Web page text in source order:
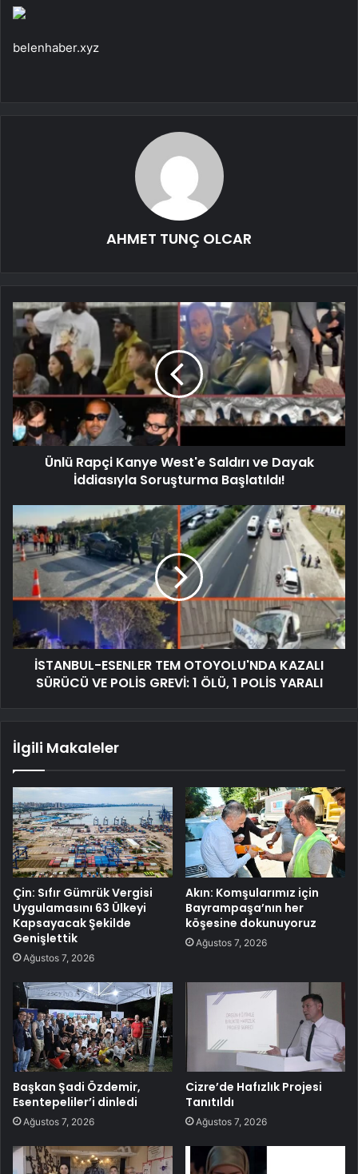
belenhaber.xyz
AHMET TUNÇ OLCAR
Ünlü Rapçi Kanye West'e Saldırı ve Dayak
İddiasıyla Soruşturma Başlatıldı!
İSTANBUL-ESENLER TEM OTOYOLU'NDA KAZALI
SÜRÜCÜ VE POLİS GREVİ: 1 ÖLÜ, 1 POLİS YARALI
İlgili Makaleler
Çin: Sıfır Gümrük Vergisi
Uygulamasını 63 Ülkeyi
Kapsayacak Şekilde
Genişlettik
Ağustos 7, 2026
Akın: Komşularımız için
Bayrampaşa’nın her
köşesine dokunuyoruz
Ağustos 7, 2026
Başkan Şadi Özdemir,
Esentepeliler’i dinledi
Ağustos 7, 2026
Cizre’de Hafızlık Projesi
Tanıtıldı
Ağustos 7, 2026